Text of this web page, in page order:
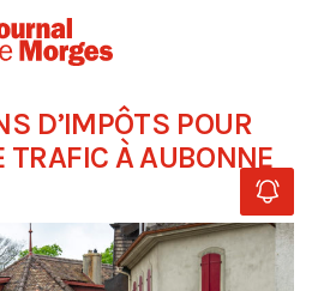
D’IMPÔTS POUR
TRAFIC À AUBONNE